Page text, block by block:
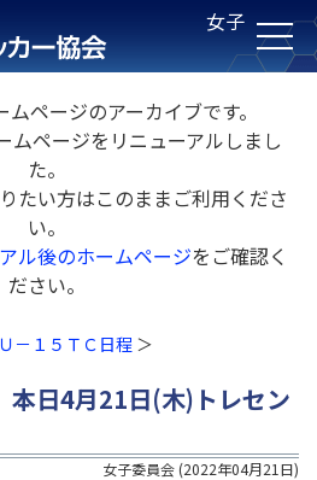
女子
ページのアーカイブです。
ムページをリニューアルしまし
た。
たい方はこのままご利用くださ
い。
ル後のホームページをご確認く
ださい。
－１５ＴＣ日程
本日4月21日(木)トレセン
女子委員会 (2022年04月21日)